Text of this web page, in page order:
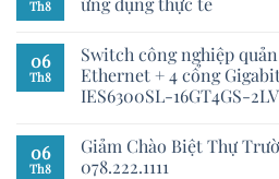
Th8
06
Th8
Switch công nghiệp
Ethernet + 4 cổng
IES6300SL-16GT4GS-2LV
06
Th8
Giảm Chào Biệt Thự
078.222.1111